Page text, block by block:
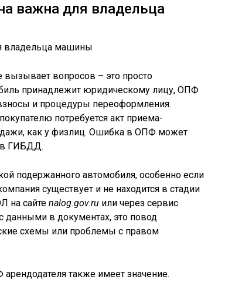
важна для владельца
вопросов – это просто
принадлежит юридическому лицу, ОПФ
и процедуры переоформления.
потребуется акт приема-
как у физлиц. Ошибка в ОПФ может
в ГИБДД.
подержанного автомобиля, особенно если
существует и не находится в стадии
на сайте nalog.gov.ru или через сервис
данными в документах, это повод
схемы или проблемы с правом
также имеет значение.